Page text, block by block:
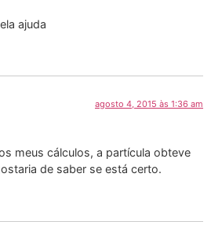
ajuda
agosto 4, 2015 às 1:36 am
meus cálculos, a partícula obteve
de saber se está certo.